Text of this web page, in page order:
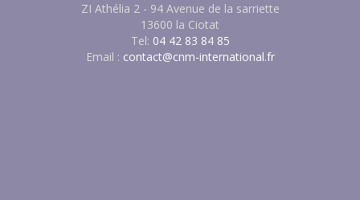
ZI Athélia 2 - 94 Avenue de la sarriette
13600 la Ciotat
Tel: 04 42 83 84 85
Email : contact@cnm-international.fr